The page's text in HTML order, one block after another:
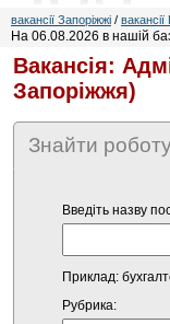
вакансії Запоріжжі /
На 06.08.2026 в нашій
Вакансія:
Запоріжжя)
Знайти
Введіть назву
Приклад:
Рубрика: